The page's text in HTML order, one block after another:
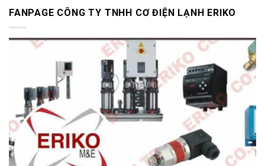
FANPAGE CÔNG TY TNHH CƠ ĐIỆN LẠNH ERIKO